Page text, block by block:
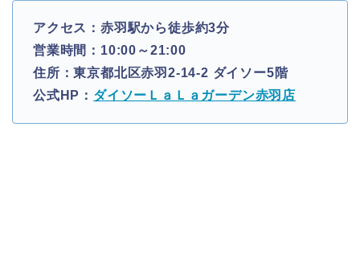
アクセス：赤羽駅から徒歩約3分
営業時間：10:00～21:00
住所：東京都北区赤羽2-14-2 ダイソー5階
公式HP： ダイソーＬａＬａガーデン赤羽店